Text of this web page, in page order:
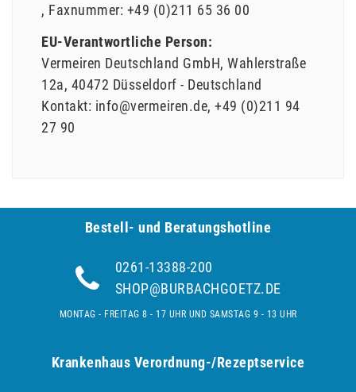
Faxnummer: +49 (0)211 65 36 00
EU-Verantwortliche Person:
Vermeiren Deutschland GmbH Wahlerstraße
12a 40472 Düsseldorf
Deutschland
Kontakt: info@vermeiren.de +49 (0)211 94
27 90
Bestell- und Be­ra­tungs­hot­line
0261-13388-200
SHOP@BURBACHGOETZ.DE
MONTAG - FREITAG 8 - 17 UHR UND SAMSTAG 9 - 13 UHR
Krankenhaus Verordnung-/Rezeptservice